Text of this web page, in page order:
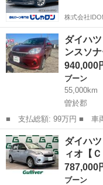
（検9.1）
フ
株式会社
ダイハ
ンスソ
940,000
ブーン
55,000km
曽於郡
■ 支払総額: 99万円 ■ 車両本体価格： 940,000 円 ■ メーカー
名： ダイハツ ■ 車種名
カメラ クリアランスソナ
ル オートマチッ...
鹿児島 曽於郡 ブーン
ダイハ
ィオ【
787,000
ブーン